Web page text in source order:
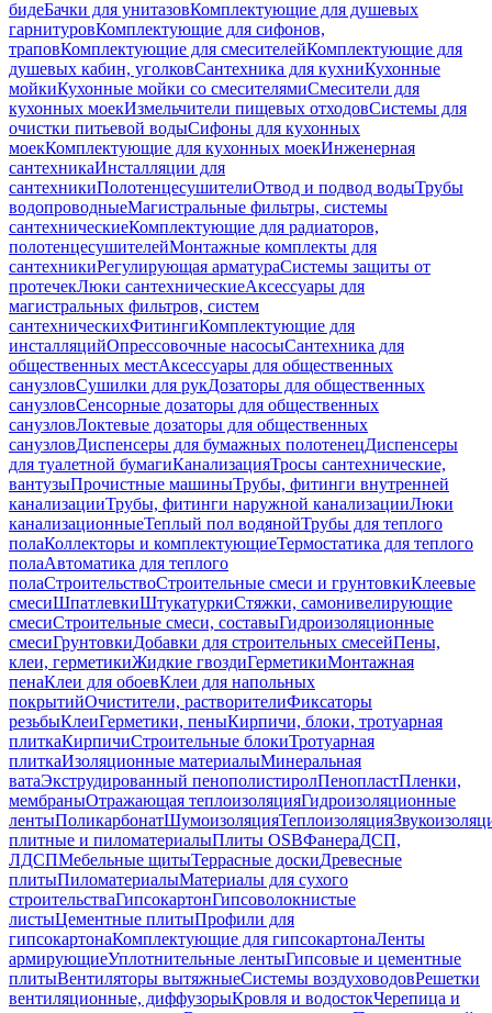
бидеБачки для унитазовКомплектующие для душевых
гарнитуровКомплектующие для сифонов,
траповКомплектующие для смесителейКомплектующие для
душевых кабин, уголковСантехника для кухниКухонные
мойкиКухонные мойки со смесителямиСмесители для
кухонных моекИзмельчители пищевых отходовСистемы для
очистки питьевой водыСифоны для кухонных
моекКомплектующие для кухонных моекИнженерная
сантехникаИнсталляции для
сантехникиПолотенцесушителиОтвод и подвод водыТрубы
водопроводныеМагистральные фильтры, системы
сантехническиеКомплектующие для радиаторов,
полотенцесушителейМонтажные комплекты для
сантехникиРегулирующая арматураСистемы защиты от
протечекЛюки сантехническиеАксессуары для
магистральных фильтров, систем
сантехническихФитингиКомплектующие для
инсталляцийОпрессовочные насосыСантехника для
общественных местАксессуары для общественных
санузловСушилки для рукДозаторы для общественных
санузловСенсорные дозаторы для общественных
санузловЛоктевые дозаторы для общественных
санузловДиспенсеры для бумажных полотенецДиспенсеры
для туалетной бумагиКанализацияТросы сантехнические,
вантузыПрочистные машиныТрубы, фитинги внутренней
канализацииТрубы, фитинги наружной канализацииЛюки
канализационныеТеплый пол водянойТрубы для теплого
полаКоллекторы и комплектующиеТермостатика для теплого
полаАвтоматика для теплого
полаСтроительствоСтроительные смеси и грунтовкиКлеевые
смесиШпатлевкиШтукатуркиСтяжки, самонивелирующие
смесиСтроительные смеси, составыГидроизоляционные
смесиГрунтовкиДобавки для строительных смесейПены,
клеи, герметикиЖидкие гвоздиГерметикиМонтажная
пенаКлеи для обоевКлеи для напольных
покрытийОчистители, растворителиФиксаторы
резьбыКлеиГерметики, пеныКирпичи, блоки, тротуарная
плиткаКирпичиСтроительные блокиТротуарная
плиткаИзоляционные материалыМинеральная
ватаЭкструдированный пенополистиролПенопластПленки,
мембраныОтражающая теплоизоляцияГидроизоляционные
лентыПоликарбонатШумоизоляцияТеплоизоляция
плитные и пиломатериалыПлиты OSBФанераДСП,
ЛДСПМебельные щитыТеррасные доскиДревесные
плитыПиломатериалыМатериалы для сухого
строительстваГипсокартонГипсоволокнистые
листыЦементные плитыПрофили для
гипсокартонаКомплектующие для гипсокартонаЛенты
армирующиеУплотнительные лентыГипсовые и цементные
плитыВентиляторы вытяжныеСистемы воздуховодовРешетки
вентиляционные, диффузорыКровля и водостокЧерепица и